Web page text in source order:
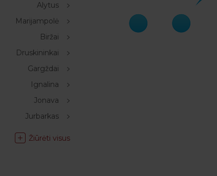
Alytus
Marijampolė
Biržai
Druskininkai
Gargždai
Ignalina
Jonava
Jurbarkas
Žiūrėti visus